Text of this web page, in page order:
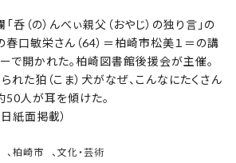
（の）んべぃ親父（おやじ）の独り言」の
春口敏栄さん（64）＝柏崎市松美１＝の講
で開かれた。柏崎図書館後援会が主催。
られた狛（こま）犬がなぜ、こんなにたくさん
50人が耳を傾けた。
紙面掲載）
、 柏崎市 、 文化・芸術